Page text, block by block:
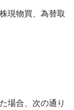
現物買、為替取
場合、次の通り